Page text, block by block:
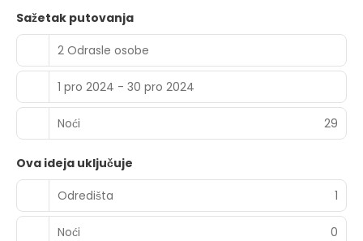
Sažetak putovanja
2 Odrasle osobe
1 pro 2024 - 30 pro 2024
Noći 29
Ova ideja uključuje
Odredišta
1
Noći 0